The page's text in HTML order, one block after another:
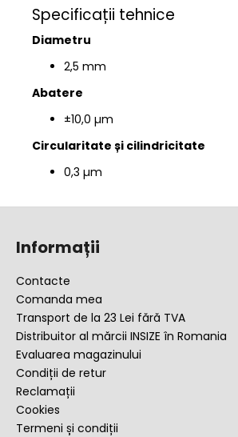
Specificații tehnice
Diametru
2,5 mm
Abatere
±10,0 µm
Circularitate și cilindricitate
0,3 µm
Informații
Contacte
Comanda mea
Transport de la 23 Lei fără TVA
Distribuitor al mărcii INSIZE în Romania
Evaluarea magazinului
Condiții de retur
Reclamații
Cookies
Termeni și condiții